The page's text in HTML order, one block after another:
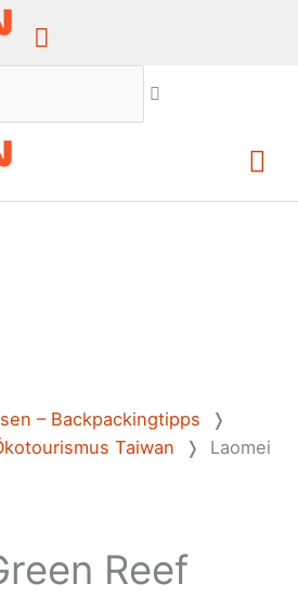
Above
– Backpackingtipps ❭
Taiwan ❭ Laomei
Reef